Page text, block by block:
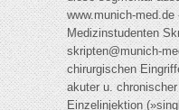
www.munich-
Medizinstudenten
skripten@munich-
chirurgischen
akuter u.
Einzelinjektion